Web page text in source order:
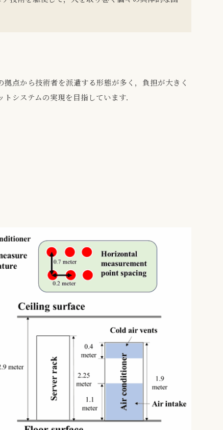
点から技術者を派遣する形態が多く，負担が大きく
システムの実現を目指しています．